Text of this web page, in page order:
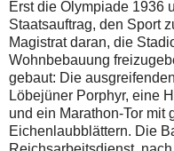
Erst die Olympiade 1936
Staatsauftrag, den Sport
Magistrat daran, die
Wohnbebauung
gebaut: Die
Löbejüner Porphyr, eine
und ein Marathon-Tor mit
Eichenlaubblättern. Die